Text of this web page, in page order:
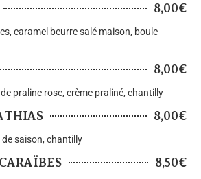
8,00€
caramel beurre salé maison, boule
8,00€
praline rose, crème praliné, chantilly
8,00€
saison, chantilly
8,50€